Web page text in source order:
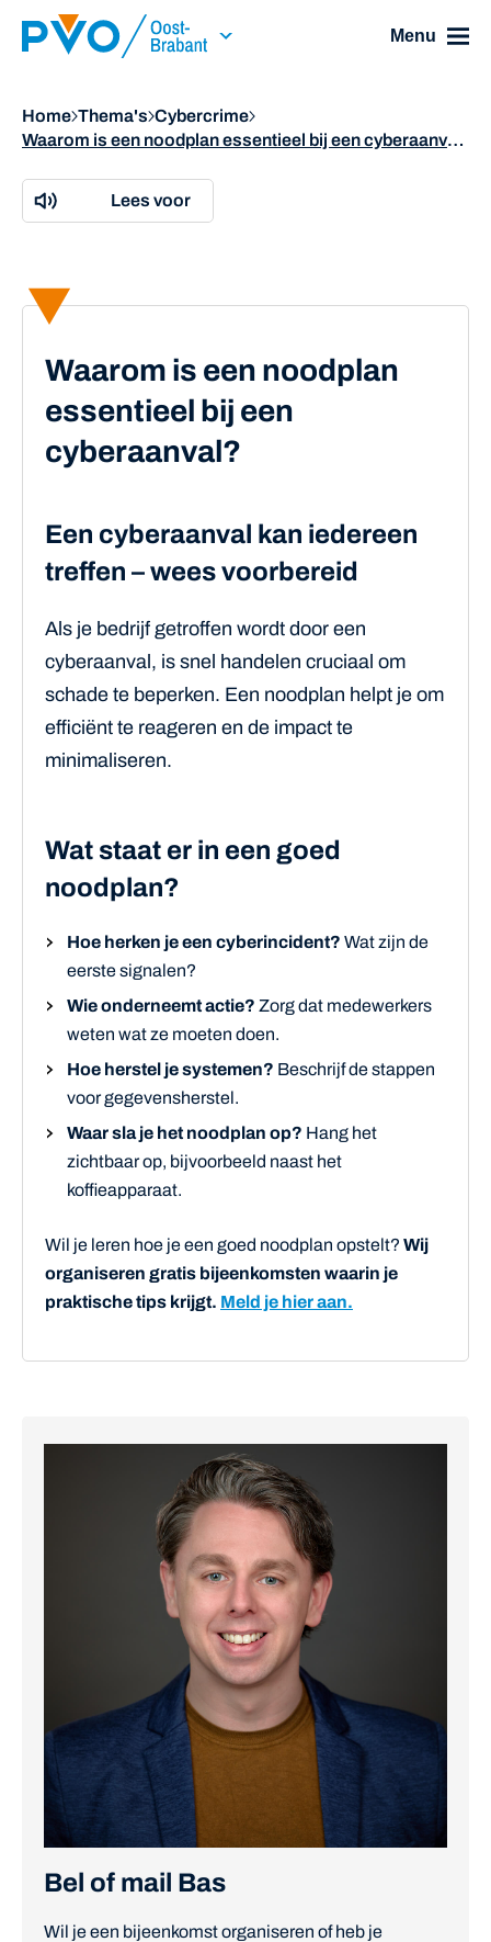
Skip Navigation or Skip to Content
Menu
Home Thema's
Cybercrime
Waarom is een noodplan essentieel bij een cyberaanval?
Lees voor
Waarom is een noodplan
essentieel bij een
cyberaanval?
Een cyberaanval kan iedereen
treffen – wees voorbereid
Als je bedrijf getroffen wordt door een
cyberaanval, is snel handelen cruciaal om
schade te beperken. Een noodplan helpt je om
efficiënt te reageren en de impact te
minimaliseren.
Wat staat er in een goed
noodplan?
Hoe herken je een cyberincident? Wat zijn de
eerste signalen?
Wie onderneemt actie? Zorg dat medewerkers
weten wat ze moeten doen.
Hoe herstel je systemen? Beschrijf de stappen
voor gegevensherstel.
Waar sla je het noodplan op? Hang het
zichtbaar op, bijvoorbeeld naast het
koffieapparaat.
Wil je leren hoe je een goed noodplan opstelt? Wij
organiseren gratis bijeenkomsten waarin je
praktische tips krijgt. Meld je hier aan.
Bel of mail Bas
Wil je een bijeenkomst organiseren of heb je